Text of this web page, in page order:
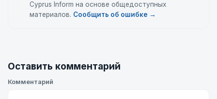
Cyprus Inform на основе общедоступных
материалов. Сообщить об ошибке →
Оставить комментарий
Комментарий